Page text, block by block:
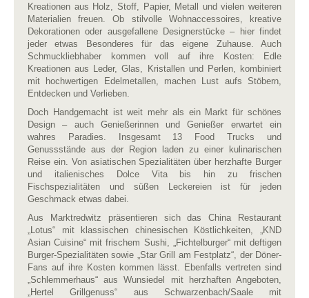
Kreationen aus Holz, Stoff, Papier, Metall und vielen weiteren
Materialien freuen. Ob stilvolle Wohnaccessoires, kreative
Dekorationen oder ausgefallene Designerstücke – hier findet
jeder etwas Besonderes für das eigene Zuhause. Auch
Schmuckliebhaber kommen voll auf ihre Kosten: Edle
Kreationen aus Leder, Glas, Kristallen und Perlen, kombiniert
mit hochwertigen Edelmetallen, machen Lust aufs Stöbern,
Entdecken und Verlieben.
Doch Handgemacht ist weit mehr als ein Markt für schönes
Design – auch Genießerinnen und Genießer erwartet ein
wahres Paradies. Insgesamt 13 Food Trucks und
Genussstände aus der Region laden zu einer kulinarischen
Reise ein. Von asiatischen Spezialitäten über herzhafte Burger
und italienisches Dolce Vita bis hin zu frischen
Fischspezialitäten und süßen Leckereien ist für jeden
Geschmack etwas dabei.
Aus Marktredwitz präsentieren sich das China Restaurant
„Lotus“ mit klassischen chinesischen Köstlichkeiten, „KND
Asian Cuisine“ mit frischem Sushi, „Fichtelburger“ mit deftigen
Burger-Spezialitäten sowie „Star Grill am Festplatz“, der Döner-
Fans auf ihre Kosten kommen lässt. Ebenfalls vertreten sind
„Schlemmerhaus“ aus Wunsiedel mit herzhaften Angeboten,
„Hertel Grillgenuss“ aus Schwarzenbach/Saale mit